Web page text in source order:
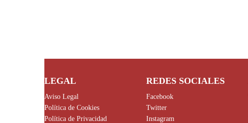
LEGAL
Aviso Legal
Política de Cookies
Política de Privacidad
REDES SOCIALES
Facebook
Twitter
Instagram